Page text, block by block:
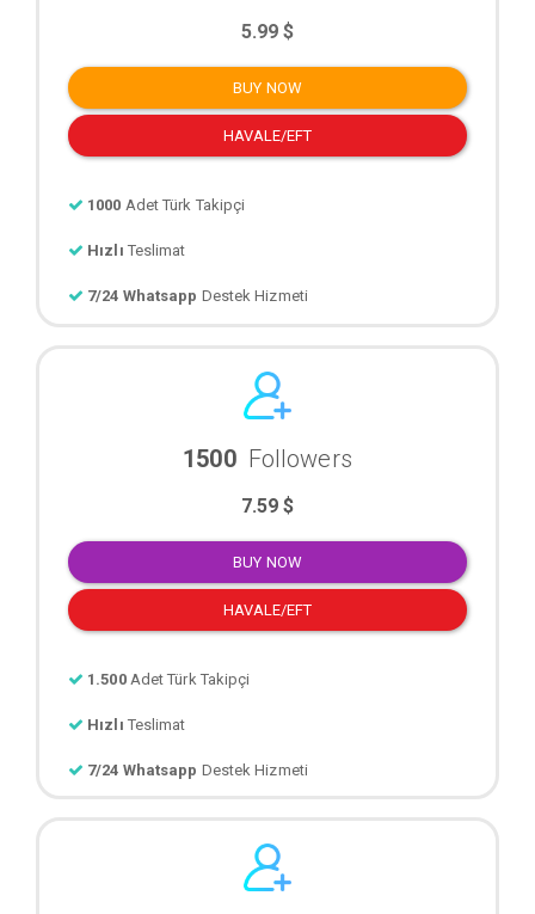
5.99 $
BUY NOW
HAVALE/EFT
1000 Adet Türk Takipçi
Hızlı Teslimat
7/24 Whatsapp Destek Hizmeti
1500 Followers
7.59 $
BUY NOW
HAVALE/EFT
1.500 Adet Türk Takipçi
Hızlı Teslimat
7/24 Whatsapp Destek Hizmeti